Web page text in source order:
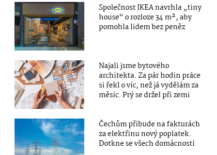
Společnost IKEA navrhla „tiny
house“ o rozloze 34 m², aby
pomohla lidem bez peněz
Najali jsme bytového
architekta. Za pár hodin práce
si řekl o víc, než já vydělám za
měsíc. Prý se držel při zemi
Čechům přibude na fakturách
za elektřinu nový poplatek.
Dotkne se všech domácností